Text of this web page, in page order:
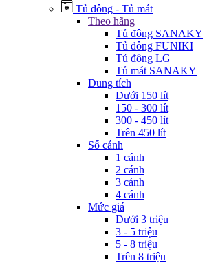
Tủ đông - Tủ mát
Theo hãng
Tủ đông SANAKY
Tủ đông FUNIKI
Tủ đông LG
Tủ mát SANAKY
Dung tích
Dưới 150 lít
150 - 300 lít
300 - 450 lít
Trên 450 lít
Số cánh
1 cánh
2 cánh
3 cánh
4 cánh
Mức giá
Dưới 3 triệu
3 - 5 triệu
5 - 8 triệu
Trên 8 triệu